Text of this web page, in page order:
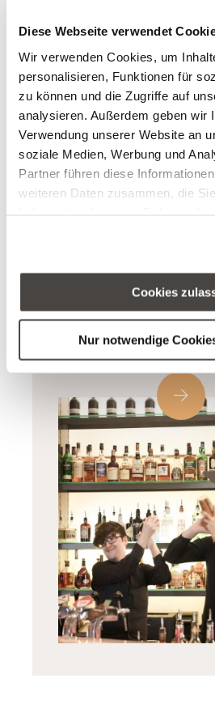
Diese Webseite verwendet
Wir verwenden Cookies, um
personalisieren, Funktionen für
zu können und die Zugriffe auf
analysieren. Außerdem geben wir
Verwendung unserer Website an
soziale Medien, Werbung und
Partner führen diese
weiteren Daten zusammen, die
Cookies, wenn Sie unsere
Cookies
Nur notwendige
nehmen.
Runden Sie Ihren
Cocktail in unserer Bar Miro ab:
Jetzt Entdecken
Genießen Sie zu zweit
unserer Cocktail-Bar mit
gemütlichen Sitzecken und
nächtliche Höhr-